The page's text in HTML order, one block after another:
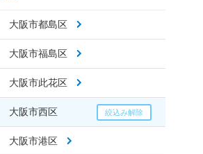
大阪市都島区
大阪市福島区
大阪市此花区
大阪市西区
大阪市港区